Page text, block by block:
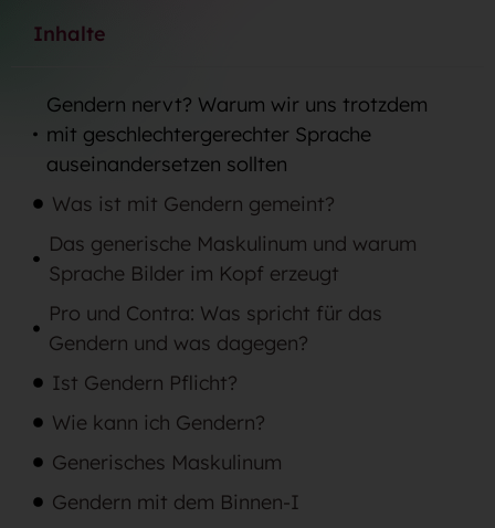
Inhalte
Gendern nervt? Warum wir uns trotzdem
mit geschlechtergerechter Sprache
auseinandersetzen sollten
Was ist mit Gendern gemeint?
Das generische Maskulinum und warum
Sprache Bilder im Kopf erzeugt
Pro und Contra: Was spricht für das
Gendern und was dagegen?
Ist Gendern Pflicht?
Wie kann ich Gendern?
Generisches Maskulinum
Gendern mit dem Binnen-I